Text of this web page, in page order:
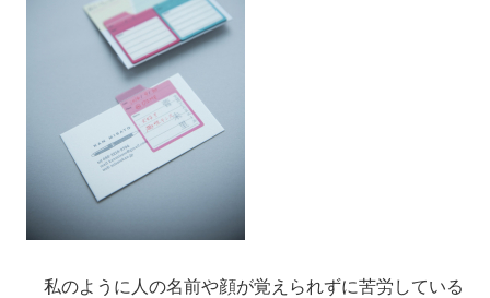
私のように人の名前や顔が覚えられずに苦労している